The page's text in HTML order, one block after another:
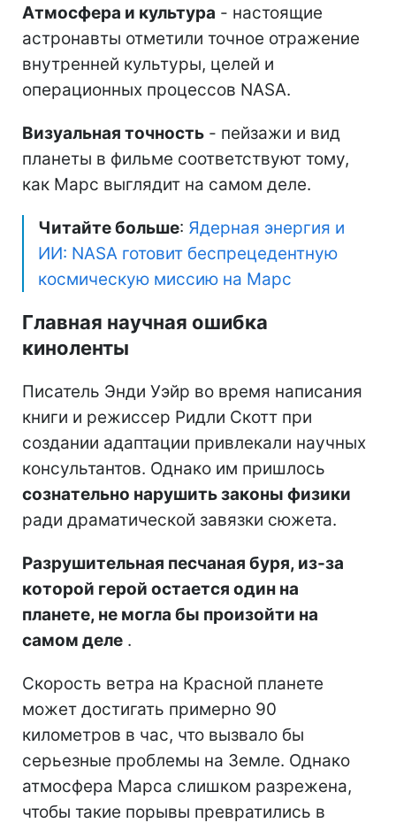
Атмосфера и культура - настоящие
астронавты отметили точное отражение
внутренней культуры, целей и
операционных процессов NASA.
Визуальная точность - пейзажи и вид
планеты в фильме соответствуют тому,
как Марс выглядит на самом деле.
Читайте больше: Ядерная энергия и
ИИ: NASA готовит беспрецедентную
космическую миссию на Марс
Главная научная ошибка
киноленты
Писатель Энди Уэйр во время написания
книги и режиссер Ридли Скотт при
создании адаптации привлекали научных
консультантов. Однако им пришлось
сознательно нарушить законы физики
ради драматической завязки сюжета.
Разрушительная песчаная буря, из-за
которой герой остается один на
планете, не могла бы произойти на
самом деле .
Скорость ветра на Красной планете
может достигать примерно 90
километров в час, что вызвало бы
серьезные проблемы на Земле. Однако
атмосфера Марса слишком разрежена,
чтобы такие порывы превратились в